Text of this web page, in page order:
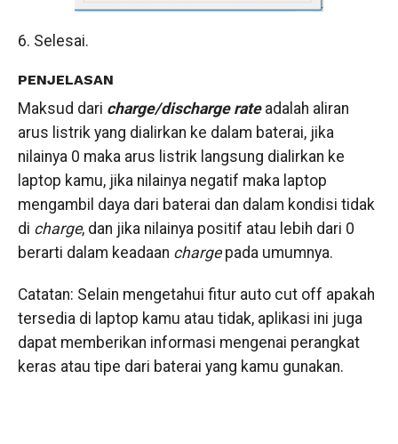
6. Selesai.
PENJELASAN
Maksud dari charge/discharge rate adalah aliran
arus listrik yang dialirkan ke dalam baterai, jika
nilainya 0 maka arus listrik langsung dialirkan ke
laptop kamu, jika nilainya negatif maka laptop
mengambil daya dari baterai dan dalam kondisi tidak
di charge, dan jika nilainya positif atau lebih dari 0
berarti dalam keadaan charge pada umumnya.
Catatan: Selain mengetahui fitur auto cut off apakah
tersedia di laptop kamu atau tidak, aplikasi ini juga
dapat memberikan informasi mengenai perangkat
keras atau tipe dari baterai yang kamu gunakan.